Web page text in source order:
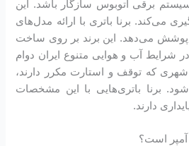
برقی اتوبوس سازگار باشد. این
می‌کند. برنا باتری با ارائه مدل‌های
پوشش می‌دهد. این برند بر روی ساخت
شرایط آب و هوایی متنوع ایران دوام
شهری که توقف و استارت مکرر دارند،
برنا باتری‌هایی با این مشخصات
دارند.
آمپر است؟